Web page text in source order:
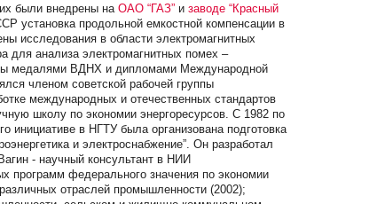
были внедрены наОАО “ГАЗ” изаводе “Красный
установка продольной емкостной компенсации в
исследования в области электромагнитных
для анализа электромагнитных помех –
медалями ВДНХ и дипломами Международной
членом советской рабочей группы
международных и отечественных стандартов
школу по экономии энергоресурсов. С 1982 по
инициативе в НГТУ была организована подготовка
и электроснабжение”. Он разработал
- научный консультант в НИИ
программ федерального значения по экономии
отраслей промышленности (2002);